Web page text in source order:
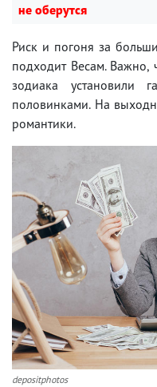
не оберутся
Риск и погоня за
подходит Весам. Важно,
зодиака установили
половинками. На
романтики.
depositphotos